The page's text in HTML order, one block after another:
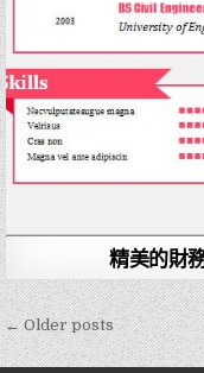
精美的財
文
← Older posts